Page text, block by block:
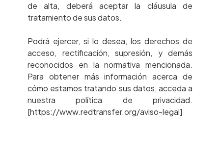
de alta, deberá aceptar la cláusula de
tratamiento de sus datos.
Podrá ejercer, si lo desea, los derechos de
acceso, rectificación, supresión, y demás
reconocidos en la normativa mencionada.
Para obtener más información acerca de
cómo estamos tratando sus datos, acceda a
nuestra política de privacidad.
[https://www.redtransfer.org/aviso-legal]